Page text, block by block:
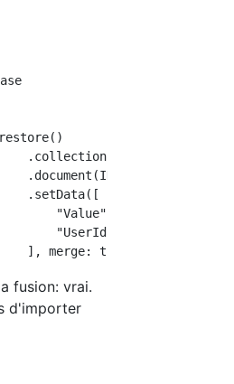
.collection("Nom de la
.document(ID de document)
.setData([
"Value": 1,
"UserId" :
fusion: vrai.
d'importer